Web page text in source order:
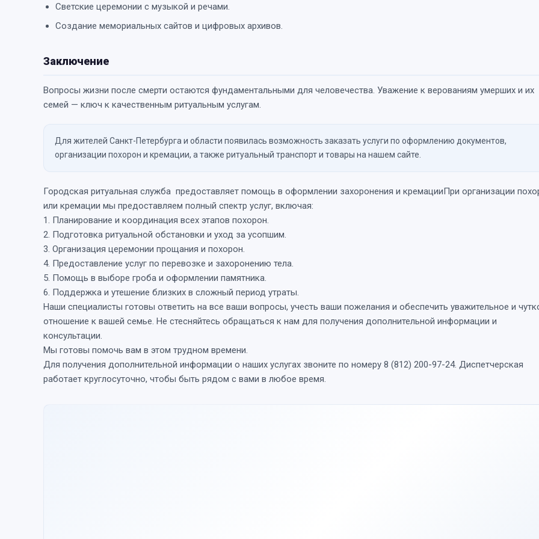
Светские церемонии с музыкой и речами.
Создание мемориальных сайтов и цифровых архивов.
Заключение
Вопросы жизни после смерти остаются фундаментальными для человечества. Уважение к верованиям умерших и их
семей — ключ к качественным ритуальным услугам.
Для жителей Санкт-Петербурга и области появилась возможность заказать услуги по оформлению документов,
организации похорон и кремации, а также ритуальный транспорт и товары на нашем сайте.
Городская ритуальная служба предоставляет помощь в оформлении захоронения и кремацииПри организации
или кремации мы предоставляем полный спектр услуг, включая:
1. Планирование и координация всех этапов похорон.
2. Подготовка ритуальной обстановки и уход за усопшим.
3. Организация церемонии прощания и похорон.
4. Предоставление услуг по перевозке и захоронению тела.
5. Помощь в выборе гроба и оформлении памятника.
6. Поддержка и утешение близких в сложный период утраты.
Наши специалисты готовы ответить на все ваши вопросы, учесть ваши пожелания и обеспечить уважительное и
отношение к вашей семье. Не стесняйтесь обращаться к нам для получения дополнительной информации и
консультации.
Мы готовы помочь вам в этом трудном времени.
Для получения дополнительной информации о наших услугах звоните по номеру 8 (812) 200-97-24. Диспетчерская
работает круглосуточно, чтобы быть рядом с вами в любое время.